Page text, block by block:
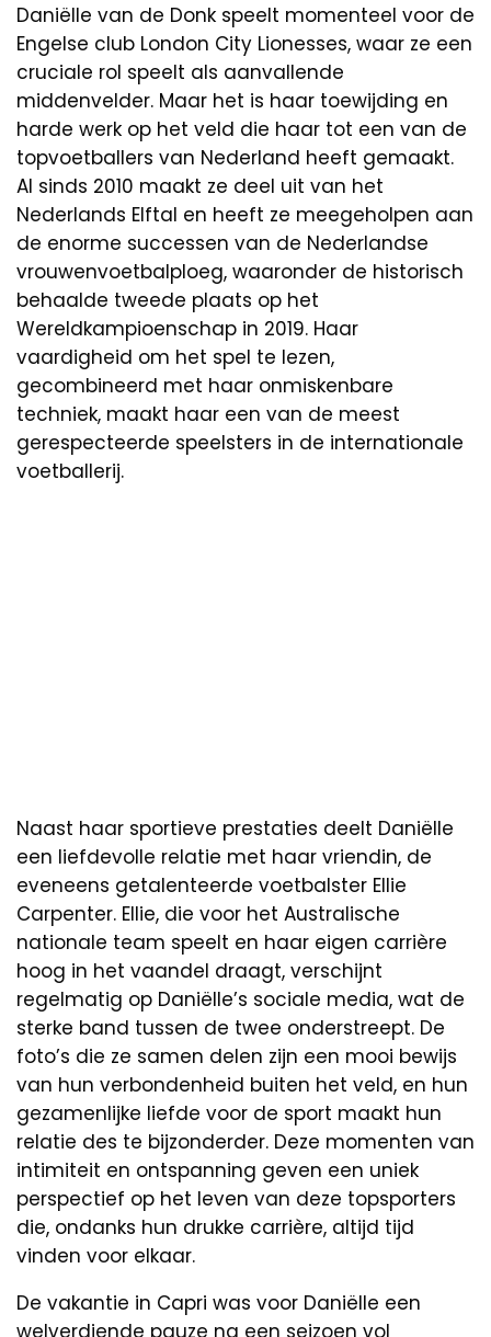
Daniëlle van de Donk speelt momenteel voor de
Engelse club London City Lionesses, waar ze een
cruciale rol speelt als aanvallende
middenvelder. Maar het is haar toewijding en
harde werk op het veld die haar tot een van de
topvoetballers van Nederland heeft gemaakt.
Al sinds 2010 maakt ze deel uit van het
Nederlands Elftal en heeft ze meegeholpen aan
de enorme successen van de Nederlandse
vrouwenvoetbalploeg, waaronder de historisch
behaalde tweede plaats op het
Wereldkampioenschap in 2019. Haar
vaardigheid om het spel te lezen,
gecombineerd met haar onmiskenbare
techniek, maakt haar een van de meest
gerespecteerde speelsters in de internationale
voetballerij.
Naast haar sportieve prestaties deelt Daniëlle
een liefdevolle relatie met haar vriendin, de
eveneens getalenteerde voetbalster Ellie
Carpenter. Ellie, die voor het Australische
nationale team speelt en haar eigen carrière
hoog in het vaandel draagt, verschijnt
regelmatig op Daniëlle’s sociale media, wat de
sterke band tussen de twee onderstreept. De
foto’s die ze samen delen zijn een mooi bewijs
van hun verbondenheid buiten het veld, en hun
gezamenlijke liefde voor de sport maakt hun
relatie des te bijzonderder. Deze momenten van
intimiteit en ontspanning geven een uniek
perspectief op het leven van deze topsporters
die, ondanks hun drukke carrière, altijd tijd
vinden voor elkaar.
De vakantie in Capri was voor Daniëlle een
welverdiende pauze na een seizoen vol